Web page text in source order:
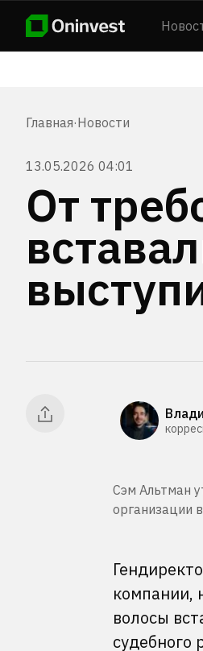
Главная·Новости
13.05.2026 04:01
От
Сэм Альтман
организации
компании,
волосы
судебного